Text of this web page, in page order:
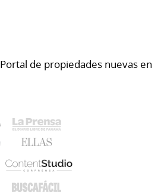
Portal de propiedades nuevas en